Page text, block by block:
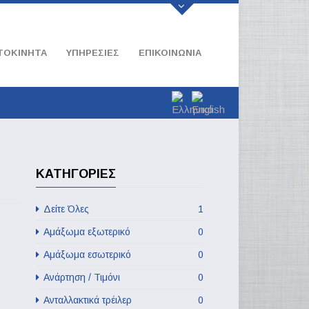
ΥΠΗΡΕΣΊΕΣ ΕΠΙΚΟΙΝΩΝΊΑ
ΚΑΤΗΓΟΡΊΕΣ
Δείτε Όλες 1
Αμάξωμα εξωτερικό 0
Αμάξωμα εσωτερικό 0
Ανάρτηση / Τιμόνι 0
Ανταλλακτικά τρέιλερ 0